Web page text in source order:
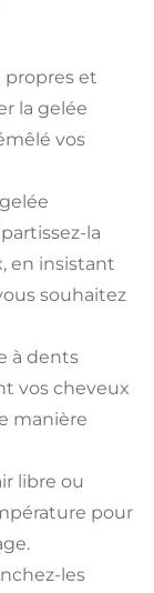
propres et
la gelée
vos
la
en insistant
souhaitez
à dents
vos cheveux
manière
libre ou
pour
les